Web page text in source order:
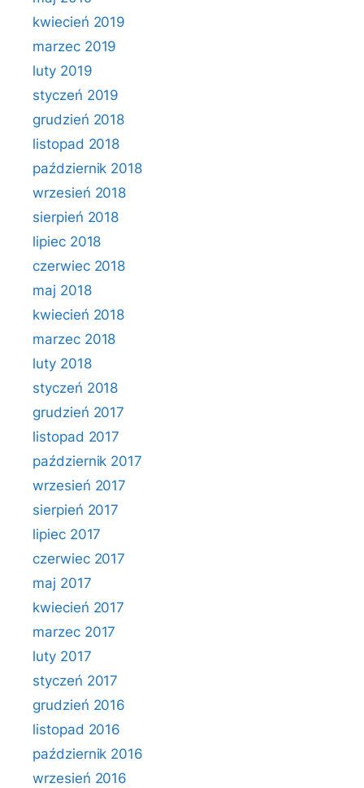
kwiecień 2019
marzec 2019
luty 2019
styczeń 2019
grudzień 2018
listopad 2018
październik 2018
wrzesień 2018
sierpień 2018
lipiec 2018
czerwiec 2018
maj 2018
kwiecień 2018
marzec 2018
luty 2018
styczeń 2018
grudzień 2017
listopad 2017
październik 2017
wrzesień 2017
sierpień 2017
lipiec 2017
czerwiec 2017
maj 2017
kwiecień 2017
marzec 2017
luty 2017
styczeń 2017
grudzień 2016
listopad 2016
październik 2016
wrzesień 2016